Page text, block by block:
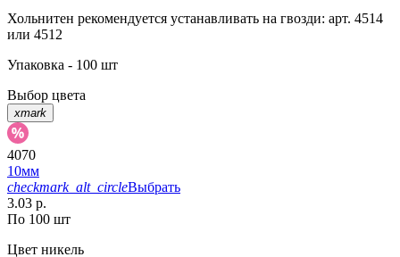
Хольнитен рекомендуется устанавливать на гвозди: арт. 4514
или 4512
Упаковка - 100 шт
Выбор цвета
xmark
4070
10мм
checkmark_alt_circleВыбрать
3.03 р.
По 100 шт
Цвет никель